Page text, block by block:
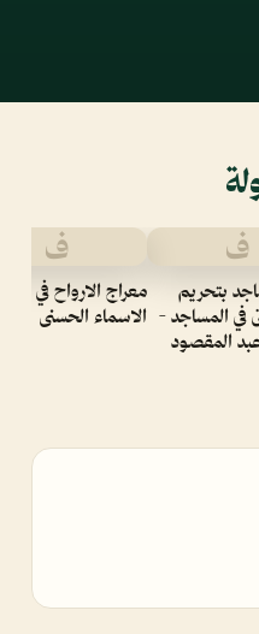
ف
بتحريم
في المساجد -
المقصود
ف
معراج الارواح في
الاسماء الحسنى